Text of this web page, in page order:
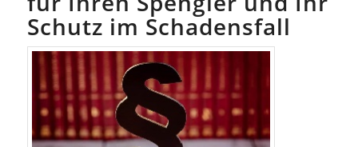
Schutz im Schadensfall